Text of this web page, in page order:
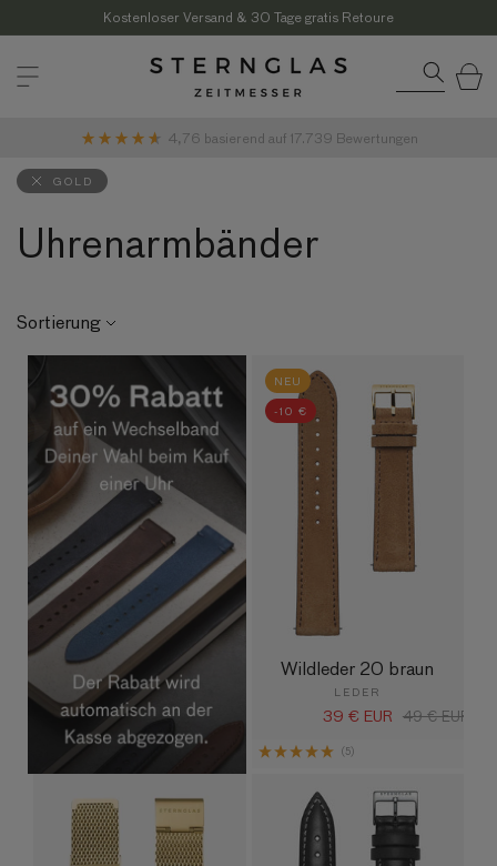
Inhalt
Kostenloser Versand & 30 Tage gratis Retoure
4,76 basierend auf 17.739 Bewertungen
GOLD
Uhrenarmbänder
Sortierung
Wildleder 20 braun
LEDER
Verkaufspreis
39 € EUR
Normaler
49 € EUR
NEU
-10 €
(5)